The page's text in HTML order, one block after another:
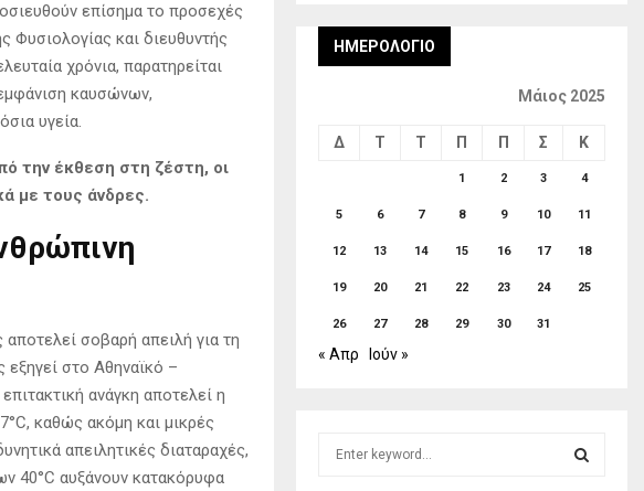
επίσημα το προσεχές
Φυσιολογίας και διευθυντής
χρόνια, παρατηρείται
καυσώνων,
υγεία.
την έκθεση στη ζέστη, οι
με τους άνδρες.
σοβαρή απειλή για τη
εξηγεί στο Αθηναϊκό –
ανάγκη αποτελεί η
καθώς ακόμη και μικρές
απειλητικές διαταραχές,
40°C αυξάνουν κατακόρυφα
ΗΜΕΡΟΛΌΓΙΟ
Μάιος 2025
Δ Τ Τ Π Π Σ Κ
1 2 3 4
5 6 7 8 9 10 11
12 13 14 15 16 17 18
19 20 21 22 23 24 25
26 27 28 29 30 31
« Απρ Ιούν »